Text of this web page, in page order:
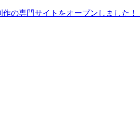
作の専門サイトをオープンしました